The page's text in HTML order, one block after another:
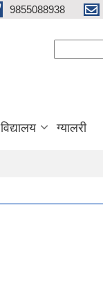
9855088938
विद्यालय ग्यालरी